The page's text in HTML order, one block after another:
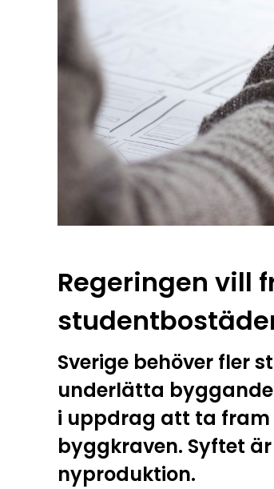
Regeringen vill
Sverige behöver fler
underlätta
i uppdrag att ta
byggkraven. Syftet
nyproduktion.